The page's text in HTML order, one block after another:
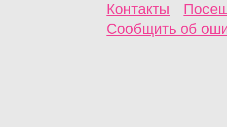
Контакты
Сообщить об